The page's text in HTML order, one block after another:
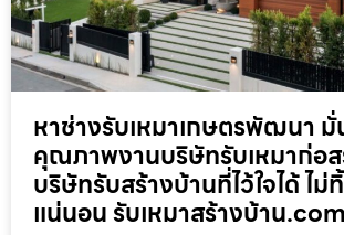
หาช่างรับเหมาเกษตรพัฒนา มั่
คุณภาพงานบริษัทรับเหมาก่อส
บริษัทรับสร้างบ้านที่ไว้ใจได้ ไม่
แน่นอน รับเหมาสร้างบ้าน.com